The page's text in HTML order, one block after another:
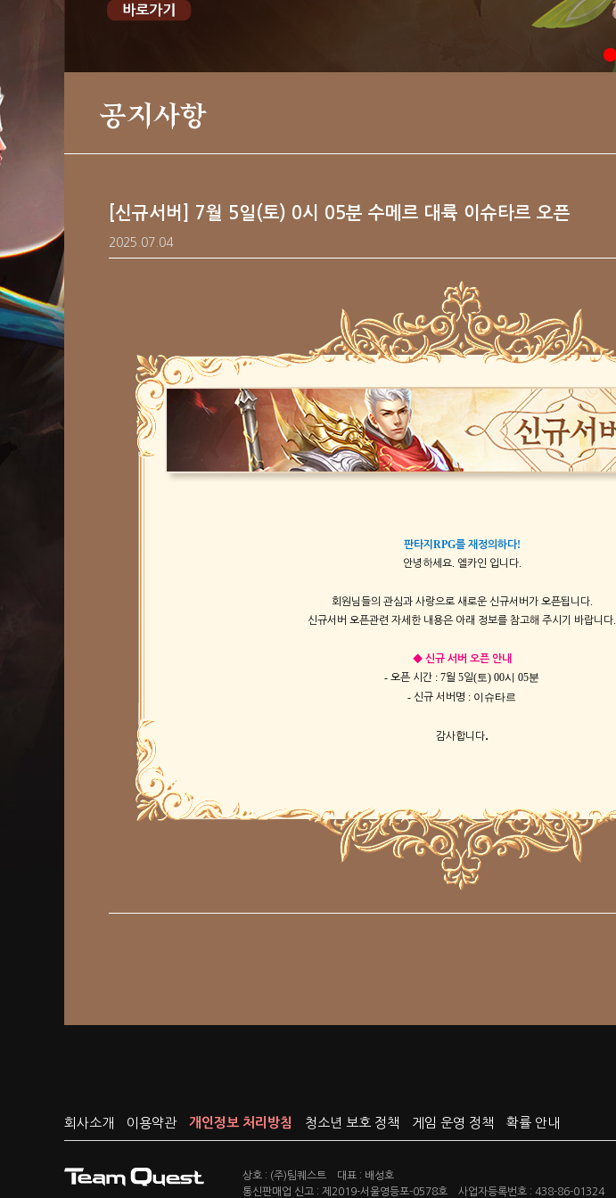
공지사항
[신규서버] 7월 5일(토) 0시 05분 수메르 대륙 이슈타르 오픈
2025.07.04
판타지 RPG를 재정의하다!
안녕하세요. 엘카인 입니다.
회원님들의 관심과 사랑으로 새로운 신규서버가 오픈됩니다.
신규서버 오픈관련 자세한 내용은 아래 정보를 참고해 주시기 바랍니다.
◆ 신규 서버 오픈 안내
- 오픈 시간 : 7월 5일(토) 00시 05분
- 신규 서버명 : 이슈타르
감사합니다.
회사소개 이용약관 개인정보 처리방침 청소년 보호 정책 게임 운영 정책 확률 안내
상호 : (주)팀퀘스트 대표 : 배성호
통신판매업 신고 : 제2019-서울영등포-0578호 사업자등록번호 : 438-86-01324